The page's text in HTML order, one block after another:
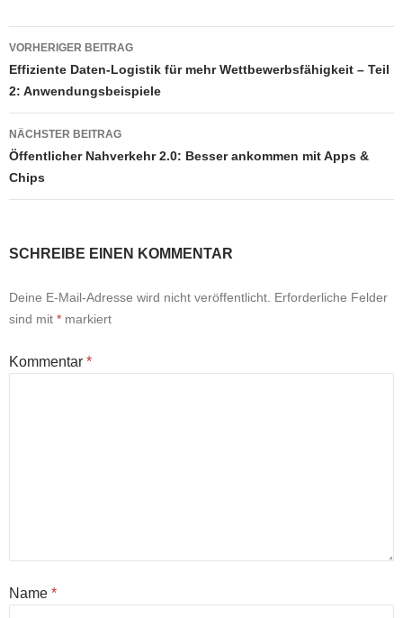
Beitragsnavigation
VORHERIGER BEITRAG
Effiziente Daten-Logistik für mehr Wettbewerbsfähigkeit – Teil
2: Anwendungsbeispiele
NÄCHSTER BEITRAG
Öffentlicher Nahverkehr 2.0: Besser ankommen mit Apps &
Chips
SCHREIBE EINEN KOMMENTAR
Deine E-Mail-Adresse wird nicht veröffentlicht. Erforderliche Felder
sind mit * markiert
Kommentar *
Name *